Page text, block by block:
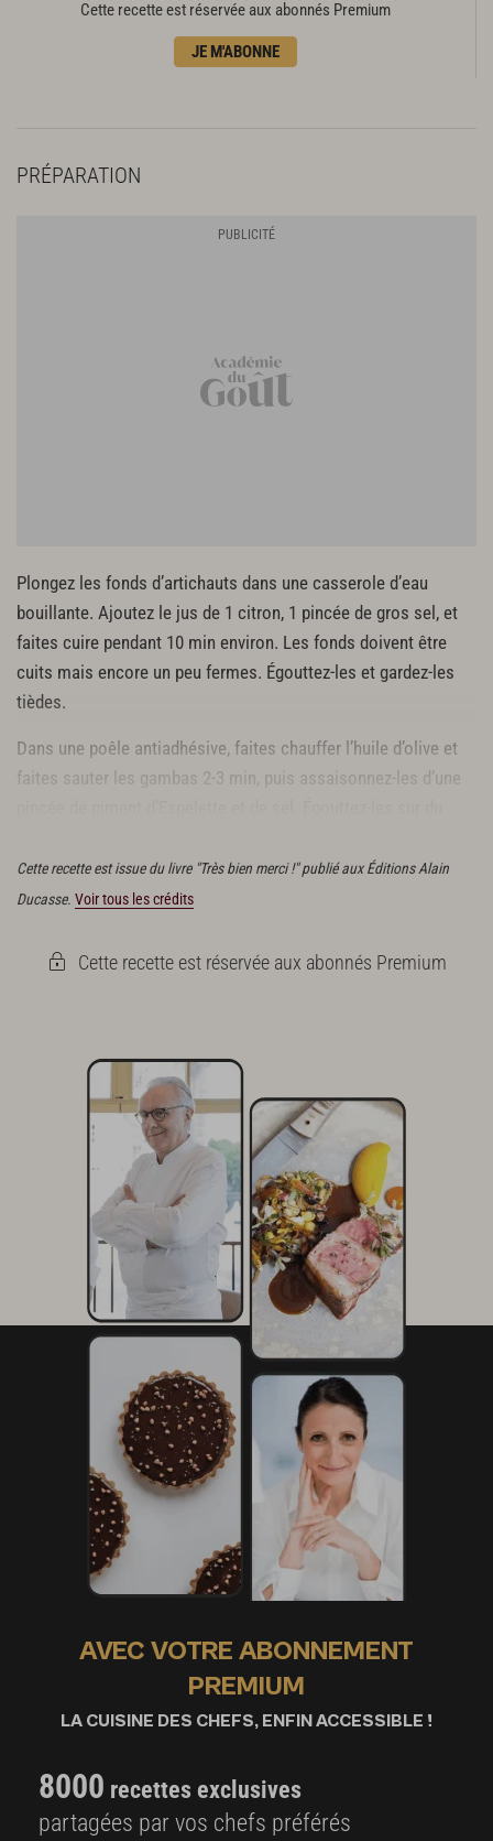
Cette recette est réservée aux abonnés Premium
JE M'ABONNE
PRÉPARATION
Plongez les fonds d’artichauts dans une casserole d’eau
bouillante. Ajoutez le jus de 1 citron, 1 pincée de gros sel, et
faites cuire pendant 10 min environ. Les fonds doivent être
cuits mais encore un peu fermes. Égouttez-les et gardez-les
tièdes.
Dans une poêle antiadhésive, faites chauffer l’huile d’olive et
faites sauter les gambas 2-3 min, puis assaisonnez-les d’une
Cette recette est issue du livre "Très bien merci !" publié aux Éditions Alain
Ducasse. Voir tous les crédits
Cette recette est réservée aux abonnés Premium
AVEC VOTRE ABONNEMENT
PREMIUM
LA CUISINE DES CHEFS, ENFIN ACCESSIBLE !
8000 recettes exclusives
partagées par vos chefs préférés